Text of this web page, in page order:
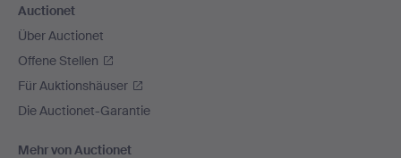
Auctionet
Über Auctionet
Offene Stellen
Für Auktionshäuser
Die Auctionet-Garantie
Mehr von Auctionet